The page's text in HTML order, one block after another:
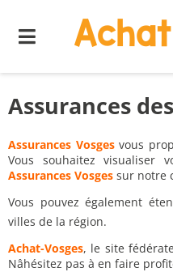
Menu
Assurances
Assurances Vosgesvous
Vous souhaitez visualiser
Assurances Vosges sur notre
Vous pouvez également
villes de la région.
Achat-Vosges, le site
Nâhésitez pas à en faire